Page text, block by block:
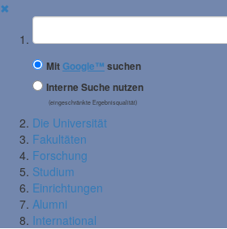
✖
Suchbegriff
MitGoogle™ suchen
Interne Suche nutzen
(eingeschränkte Ergebnisqualität)
Die Universität
Fakultäten
Forschung
Studium
Einrichtungen
Alumni
International